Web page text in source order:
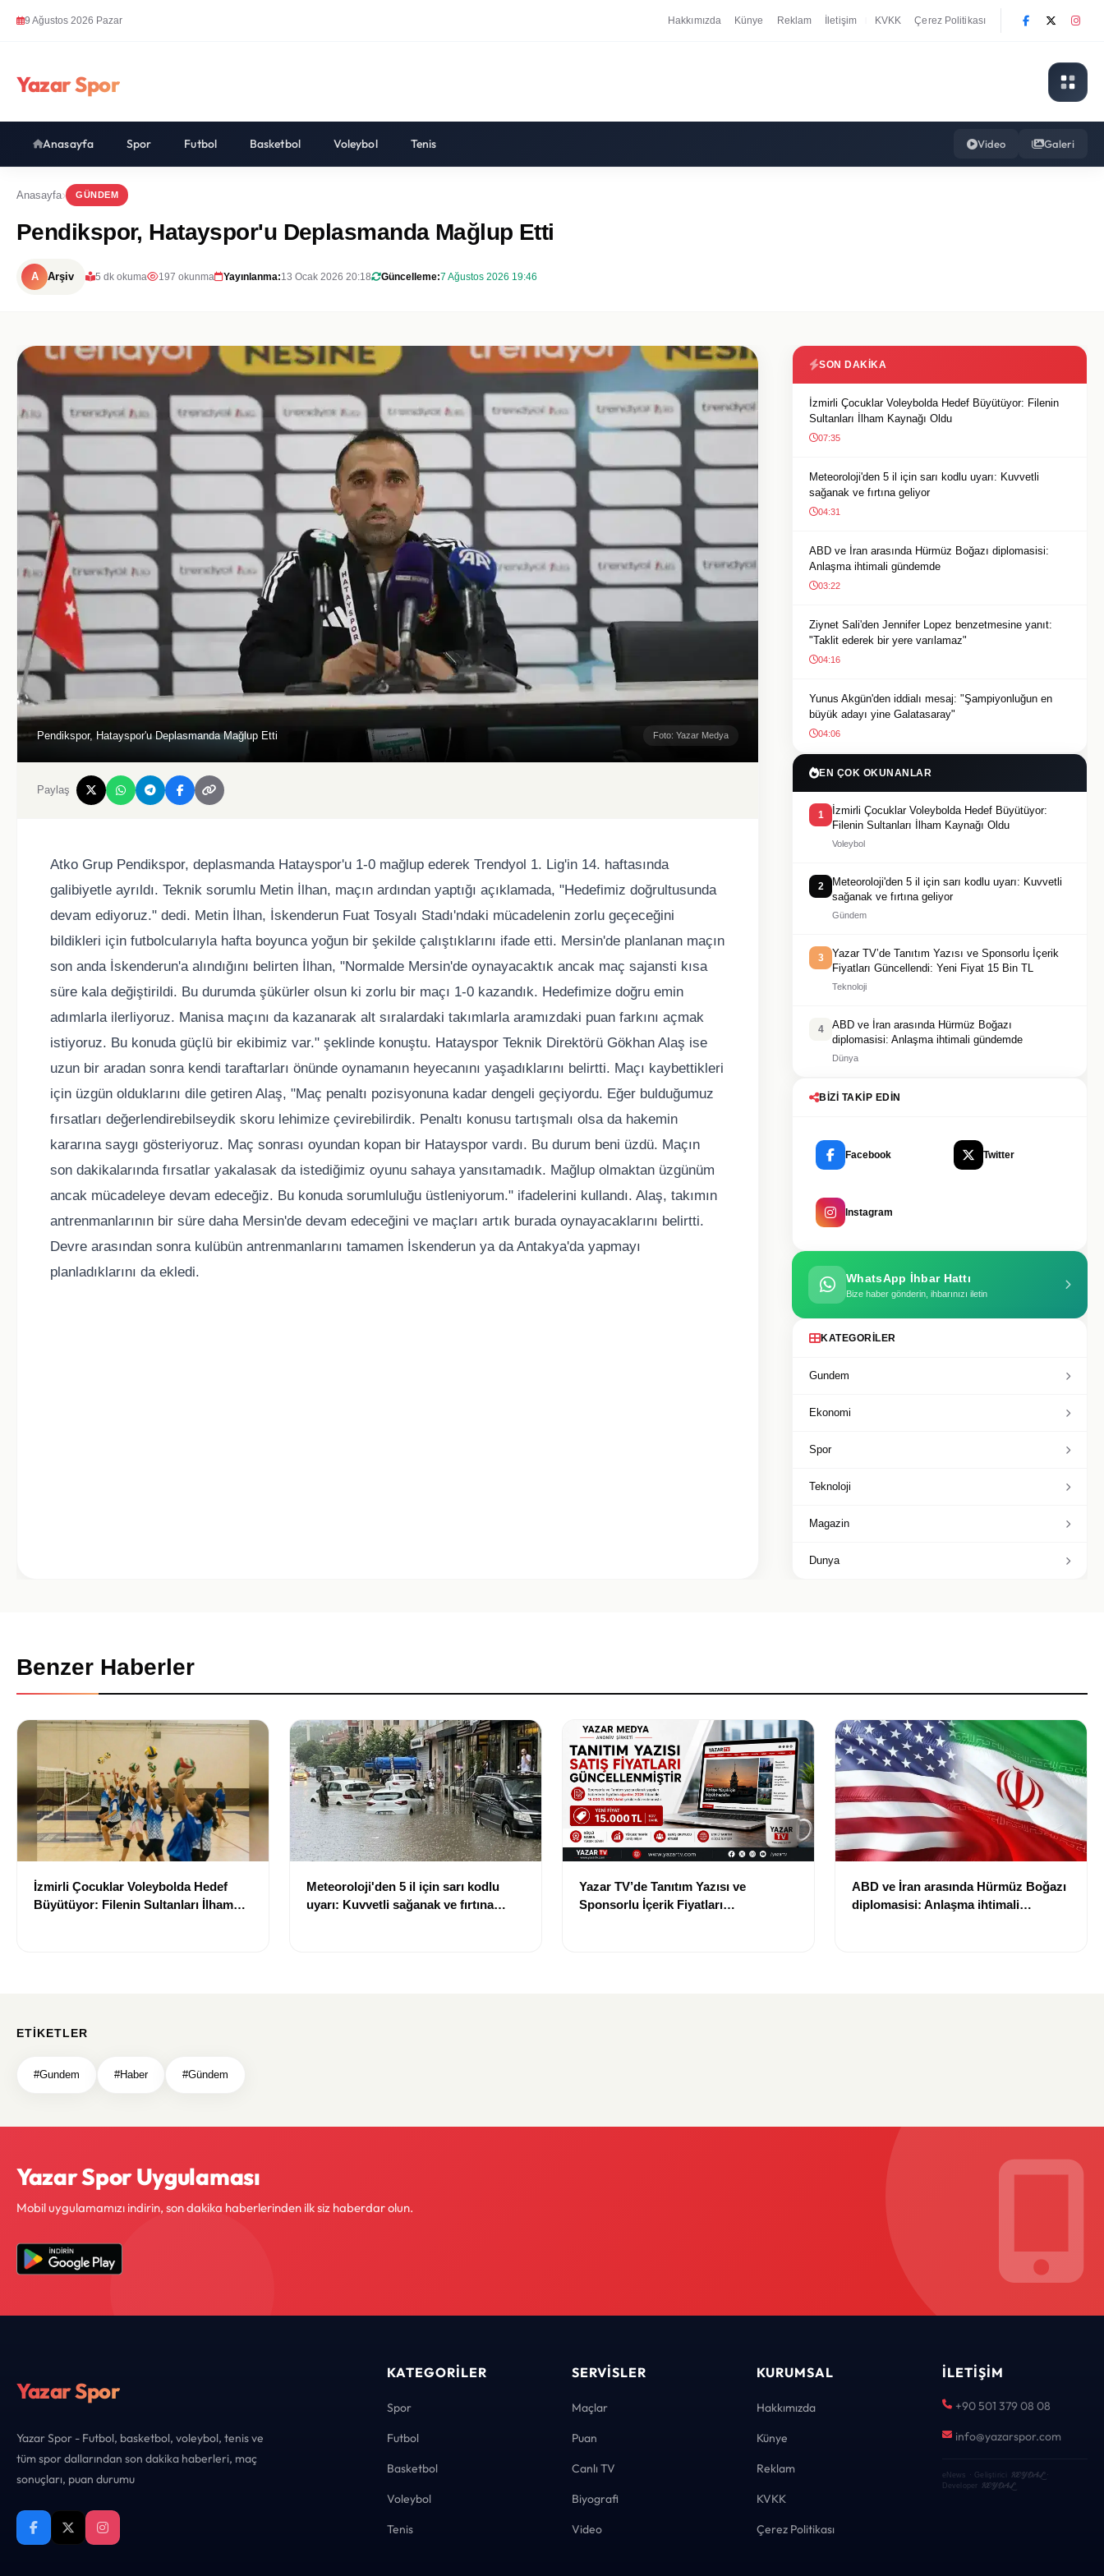
9 Ağustos 2026 Pazar Hakkımızda Künye Reklam İletişim KVKK Çerez Politikası
Yazar Spor
Anasayfa Spor Futbol Basketbol Voleybol Tenis Video Galeri
Anasayfa GÜNDEM
Pendikspor, Hatayspor'u Deplasmanda Mağlup Etti
A Arşiv 5 dk okuma 197 okunma Yayınlanma:13 Ocak 2026 20:18 Güncelleme:7 Ağustos 2026 19:46
Pendikspor, Hatayspor'u Deplasmanda Mağlup Etti Foto: Yazar Medya
Paylaş
Atko Grup Pendikspor, deplasmanda Hatayspor'u 1-0 mağlup ederek Trendyol 1. Lig'in 14. haftasında
galibiyetle ayrıldı. Teknik sorumlu Metin İlhan, maçın ardından yaptığı açıklamada, "Hedefimiz doğrultusunda
devam ediyoruz." dedi. Metin İlhan, İskenderun Fuat Tosyalı Stadı'ndaki mücadelenin zorlu geçeceğini
bildikleri için futbolcularıyla hafta boyunca yoğun bir şekilde çalıştıklarını ifade etti. Mersin'de planlanan maçın
son anda İskenderun'a alındığını belirten İlhan, "Normalde Mersin'de oynayacaktık ancak maç sajansti kısa
süre kala değiştirildi. Bu durumda şükürler olsun ki zorlu bir maçı 1-0 kazandık. Hedefimize doğru emin
adımlarla ilerliyoruz. Manisa maçını da kazanarak alt sıralardaki takımlarla aramızdaki puan farkını açmak
istiyoruz. Bu konuda güçlü bir ekibimiz var." şeklinde konuştu. Hatayspor Teknik Direktörü Gökhan Alaş ise
uzun bir aradan sonra kendi taraftarları önünde oynamanın heyecanını yaşadıklarını belirtti. Maçı kaybettikleri
için üzgün olduklarını dile getiren Alaş, "Maç penaltı pozisyonuna kadar dengeli geçiyordu. Eğer bulduğumuz
fırsatları değerlendirebilseydik skoru lehimize çevirebilirdik. Penaltı konusu tartışmalı olsa da hakemin
kararına saygı gösteriyoruz. Maç sonrası oyundan kopan bir Hatayspor vardı. Bu durum beni üzdü. Maçın
son dakikalarında fırsatlar yakalasak da istediğimiz oyunu sahaya yansıtamadık. Mağlup olmaktan üzgünüm
ancak mücadeleye devam edeceğiz. Bu konuda sorumluluğu üstleniyorum." ifadelerini kullandı. Alaş, takımın
antrenmanlarının bir süre daha Mersin'de devam edeceğini ve maçları artık burada oynayacaklarını belirtti.
Devre arasından sonra kulübün antrenmanlarını tamamen İskenderun ya da Antakya'da yapmayı
planladıklarını da ekledi.
SON DAKIKA
İzmirli Çocuklar Voleybolda Hedef Büyütüyor: Filenin
Sultanları İlham Kaynağı Oldu
07:35
Meteoroloji'den 5 il için sarı kodlu uyarı: Kuvvetli
sağanak ve fırtına geliyor
04:31
ABD ve İran arasında Hürmüz Boğazı diplomasisi:
Anlaşma ihtimali gündemde
03:22
Ziynet Sali'den Jennifer Lopez benzetmesine yanıt:
"Taklit ederek bir yere varılamaz"
04:16
Yunus Akgün'den iddialı mesaj: "Şampiyonluğun en
büyük adayı yine Galatasaray"
04:06
EN ÇOK OKUNANLAR
1
İzmirli Çocuklar Voleybolda Hedef Büyütüyor:
Filenin Sultanları İlham Kaynağı Oldu
Voleybol
2
Meteoroloji'den 5 il için sarı kodlu uyarı: Kuvvetli
sağanak ve fırtına geliyor
Gündem
3
Yazar TV’de Tanıtım Yazısı ve Sponsorlu İçerik
Fiyatları Güncellendi: Yeni Fiyat 15 Bin TL
Teknoloji
4
ABD ve İran arasında Hürmüz Boğazı
diplomasisi: Anlaşma ihtimali gündemde
Dünya
BIZI TAKIP EDIN
Facebook Twitter
Instagram
WhatsApp İhbar Hattı
Bize haber gönderin, ihbarınızı iletin
KATEGORILER
Gundem
Ekonomi
Spor
Teknoloji
Magazin
Dunya
Benzer Haberler
İzmirli Çocuklar Voleybolda Hedef
Büyütüyor: Filenin Sultanları İlham
Meteoroloji'den 5 il için sarı kodlu
uyarı: Kuvvetli sağanak ve fırtına
Yazar TV’de Tanıtım Yazısı ve
Sponsorlu İçerik Fiyatları
ABD ve İran arasında Hürmüz Boğazı
diplomasisi: Anlaşma ihtimali
ETIKETLER
#Gundem #Haber #Gündem
Yazar Spor Uygulaması
Mobil uygulamamızı indirin, son dakika haberlerinden ilk siz haberdar olun.
Yazar Spor
Yazar Spor - Futbol, basketbol, voleybol, tenis ve
tüm spor dallarından son dakika haberleri, maç
sonuçları, puan durumu
KATEGORILER
Spor
Futbol
Basketbol
Voleybol
Tenis
SERVISLER
Maçlar
Puan
Canlı TV
Biyografi
Video
KURUMSAL
Hakkımızda
Künye
Reklam
KVKK
Çerez Politikası
İLETIŞIM
+90 501 379 08 08
info@yazarspor.com
eNews · Geliştirici KEYDAL·
Developer KEYDAL